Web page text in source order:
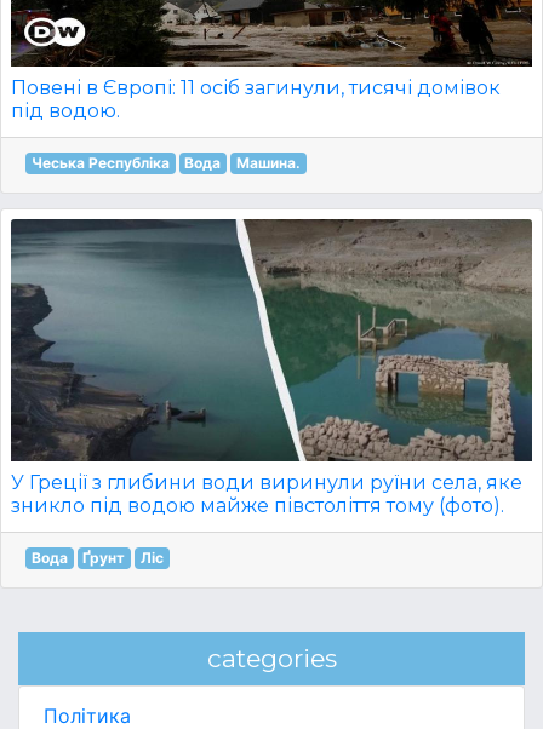
Повені в Європі: 11 осіб загинули, тисячі домівок
під водою.
Чеська Республіка Вода Машина.
У Греції з глибини води виринули руїни села, яке
зникло під водою майже півстоліття тому (фото).
Вода Ґрунт Ліс
categories
Політика